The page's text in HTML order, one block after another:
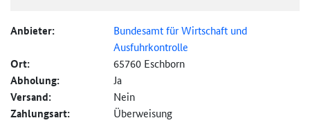
Anbieter:
Bundesamt für Wirtschaft und
Ausfuhrkontrolle
Ort: 65760 Eschborn
Abholung: Ja
Versand: Nein
Zahlungsart: Überweisung